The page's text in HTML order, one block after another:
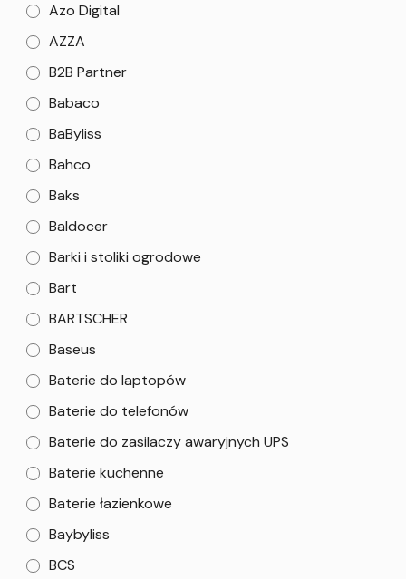
Azo Digital
AZZA
B2B Partner
Babaco
BaByliss
Bahco
Baks
Baldocer
Barki i stoliki ogrodowe
Bart
BARTSCHER
Baseus
Baterie do laptopów
Baterie do telefonów
Baterie do zasilaczy awaryjnych UPS
Baterie kuchenne
Baterie łazienkowe
Baybyliss
BCS